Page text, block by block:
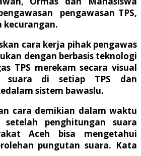
pengawasan TPS,
kecurangan.
cara kerja pihak pengawas
dengan berbasis teknologi
TPS merekam secara visual
suara di setiap TPS dan
sistem bawaslu.
cara demikian dalam waktu
penghitungan suara
Aceh bisa mengetahui
pungutan suara. Kata